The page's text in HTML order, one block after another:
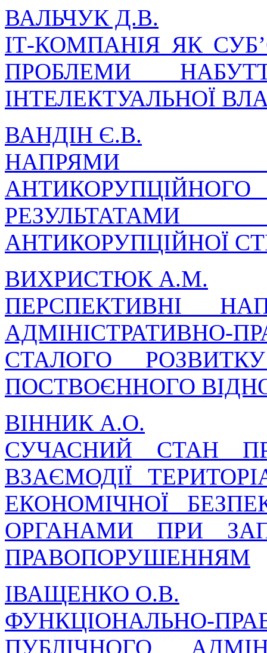
ВАЛЬЧУК Д.В.
ІТ-КОМПАНІЯ ЯК
ПРОБЛЕМИ
ІНТЕЛЕКТУАЛЬНОЇ
ВАНДІН Є.В.
НАПРЯМИ
АНТИКОРУПЦІЙНОЇ
ВИХРИСТЮК А.М.
ПЕРСПЕКТИВНІ
АДМІНІСТРАТИВНО-
СТАЛОГО
ПОСТВОЄННОГО
ВІННИК А.О.
СУЧАСНИЙ СТАН
ВЗАЄМОДІЇ
ЕКОНОМІЧНОЇ
ОРГАНАМИ ПРИ
ПРАВОПОРУШЕННЯМ
ІВАЩЕНКО О.В.
ФУНКЦІОНАЛЬНО-
ПУБЛІЧНОГО